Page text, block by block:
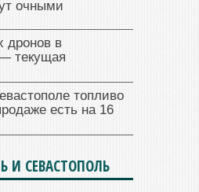
очными
дронов в
текущая
топливо
есть на 16
И СЕВАСТОПОЛЬ